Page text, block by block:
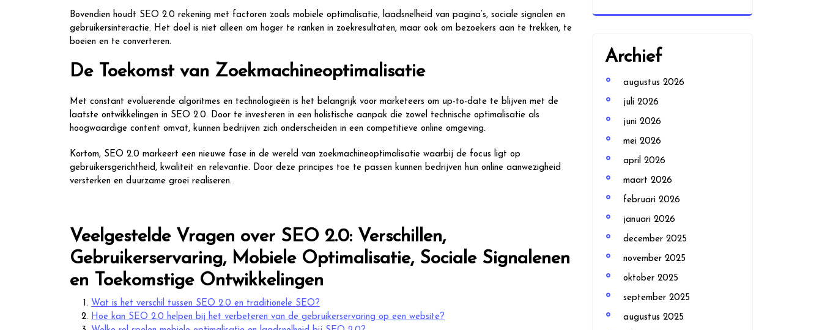
Bovendien houdt SEO 2.0 rekening met factoren zoals mobiele optimalisatie, laadsnelheid van pagina’s, sociale signalen en
gebruikersinteractie. Het doel is niet alleen om hoger te ranken in zoekresultaten, maar ook om bezoekers aan te trekken, te
boeien en te converteren.
De Toekomst van Zoekmachineoptimalisatie
Met constant evoluerende algoritmes en technologieën is het belangrijk voor marketeers om up-to-date te blijven met de
laatste ontwikkelingen in SEO 2.0. Door te investeren in een holistische aanpak die zowel technische optimalisatie als
hoogwaardige content omvat, kunnen bedrijven zich onderscheiden in een competitieve online omgeving.
Kortom, SEO 2.0 markeert een nieuwe fase in de wereld van zoekmachineoptimalisatie waarbij de focus ligt op
gebruikersgerichtheid, kwaliteit en relevantie. Door deze principes toe te passen kunnen bedrijven hun online aanwezigheid
versterken en duurzame groei realiseren.
Veelgestelde Vragen over SEO 2.0: Verschillen,
Gebruikerservaring, Mobiele Optimalisatie, Sociale Signalenen
en Toekomstige Ontwikkelingen
Wat is het verschil tussen SEO 2.0 en traditionele SEO?
Hoe kan SEO 2.0 helpen bij het verbeteren van de gebruikerservaring op een website?
Archief
augustus 2026
juli 2026
juni 2026
mei 2026
april 2026
maart 2026
februari 2026
januari 2026
december 2025
november 2025
oktober 2025
september 2025
augustus 2025